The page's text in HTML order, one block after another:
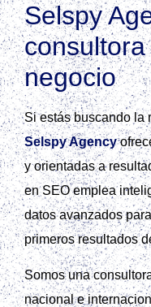
Selspy
negocio
Si estás buscando la
Selspy Agency
y orientadas a
en SEO emplea
datos avanzados
primeros resultados
Somos una
nacional e